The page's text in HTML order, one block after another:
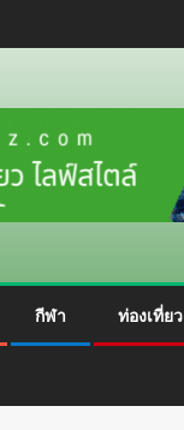
กีฬา ท่องเที่ยว